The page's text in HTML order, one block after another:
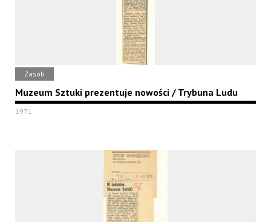
Zasób
Muzeum Sztuki prezentuje nowości / Trybuna Ludu
1971